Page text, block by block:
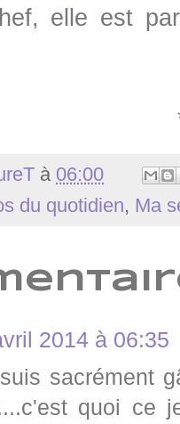
elle est
à 06:00
du quotidien, Ma
2014 à 06:35
sacrément
quoi ce